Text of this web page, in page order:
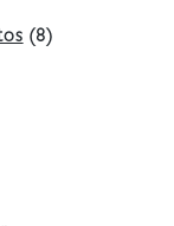
(8)